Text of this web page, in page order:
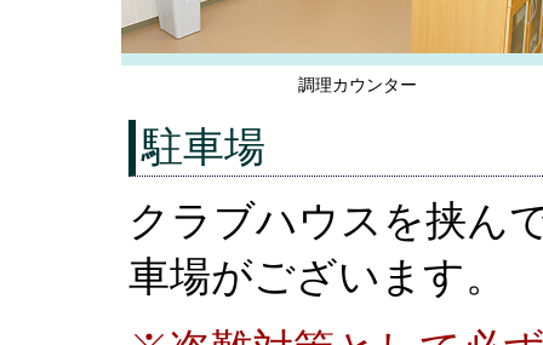
調理カウンター
駐車場
クラブハウスを挟ん
車場がございます。